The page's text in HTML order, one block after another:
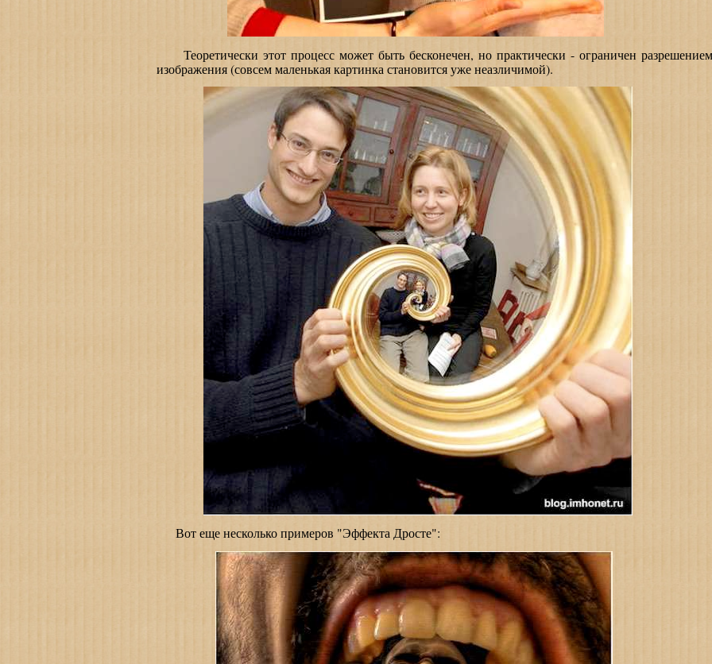
Теоретически этот процесс может быть бесконечен, но практически - ограничен разрешением
изображения (совсем маленькая картинка становится уже неазличимой).
Вот еще несколько примеров "Эффекта Дросте":